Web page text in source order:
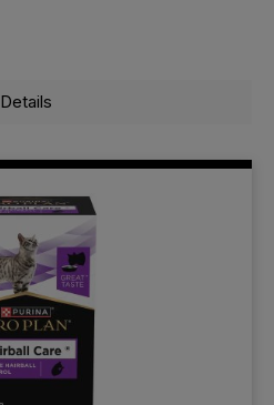
von 4 von 5 Sternen
Details